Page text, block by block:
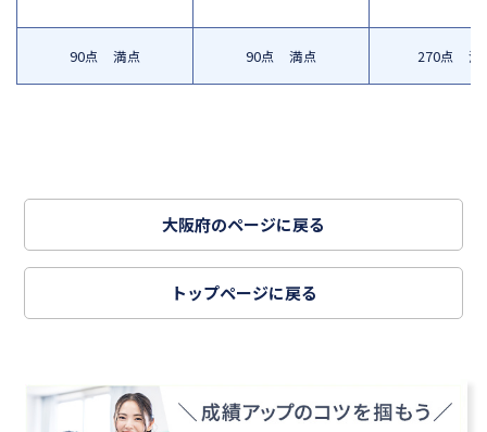
90点 満点 90点 満点 270点 満
大阪府のページに戻る
トップページに戻る